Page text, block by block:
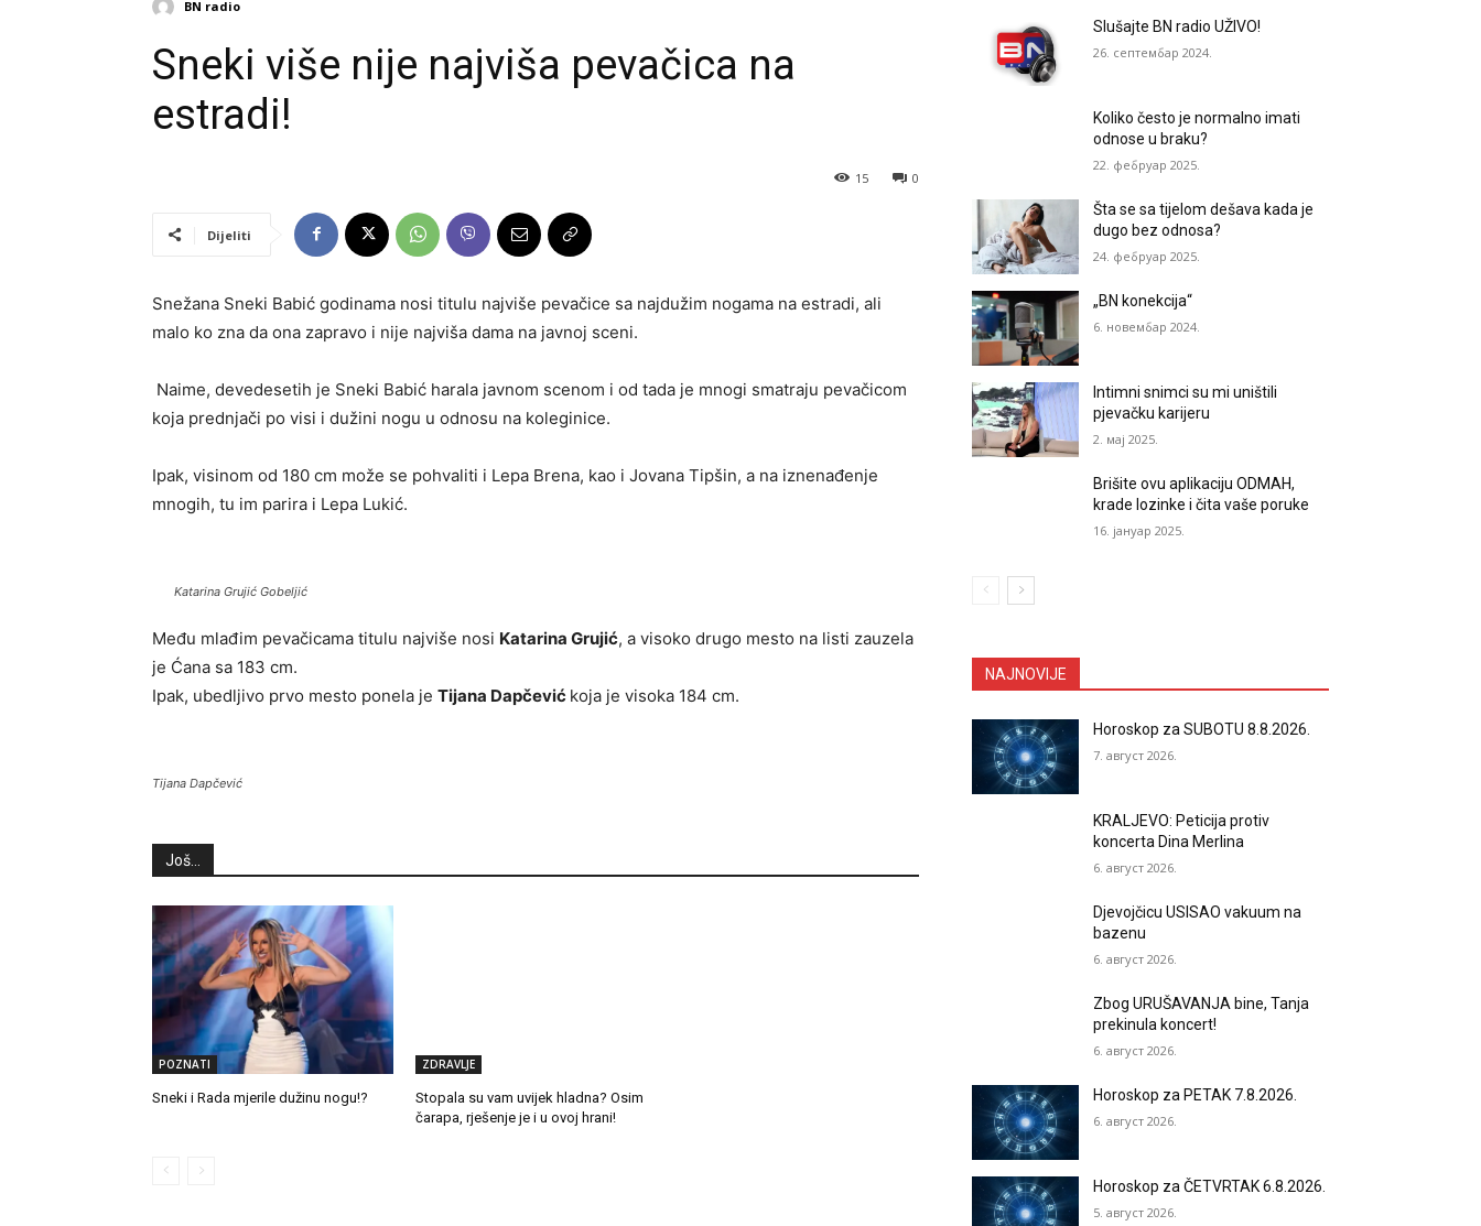
BN radio
Sneki više nije najviša pevačica na
estradi!
0
15
Dijeliti
Snežana Sneki Babić godinama nosi titulu najviše pevačice sa najdužim nogama na estradi, ali
malo ko zna da ona zapravo i nije najviša dama na javnoj sceni.
Naime, devedesetih je Sneki Babić harala javnom scenom i od tada je mnogi smatraju pevačicom
koja prednjači po visi i dužini nogu u odnosu na koleginice.
Ipak, visinom od 180 cm može se pohvaliti i Lepa Brena, kao i Jovana Tipšin, a na iznenađenje
mnogih, tu im parira i Lepa Lukić.
Katarina Grujić Gobeljić
Među mlađim pevačicama titulu najviše nosi Katarina Grujić, a visoko drugo mesto na listi zauzela
je Ćana sa 183 cm.
Ipak, ubedljivo prvo mesto ponela je Tijana Dapčević koja je visoka 184 cm.
Tijana Dapčević
Još...
POZNATI
Sneki i Rada mjerile dužinu nogu!?
ZDRAVLJE
Stopala su vam uvijek hladna? Osim
čarapa, rješenje je i u ovoj hrani!
Slušajte BN radio UŽIVO!
26. септембар 2024.
Koliko često je normalno imati
odnose u braku?
22. фебруар 2025.
Šta se sa tijelom dešava kada je
dugo bez odnosa?
24. фебруар 2025.
„BN konekcija“
6. новембар 2024.
Intimni snimci su mi uništili
pjevačku karijeru
2. мај 2025.
Brišite ovu aplikaciju ODMAH,
krade lozinke i čita vaše poruke
16. јануар 2025.
NAJNOVIJE
Horoskop za SUBOTU 8.8.2026.
7. август 2026.
KRALJEVO: Peticija protiv
koncerta Dina Merlina
6. август 2026.
Djevojčicu USISAO vakuum na
bazenu
6. август 2026.
Zbog URUŠAVANJA bine, Tanja
prekinula koncert!
6. август 2026.
Horoskop za PETAK 7.8.2026.
6. август 2026.
Horoskop za ČETVRTAK 6.8.2026.
5. август 2026.